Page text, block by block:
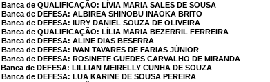
Banca de QUALIFICAÇÃO: LÍVIA MARIA SALES DE SOUSA
Banca de DEFESA: ALBIREA SHINOBU INAOKA BRITO
Banca de DEFESA: IURY DANIEL SOUZA DE OLIVEIRA
Banca de QUALIFICAÇÃO: LÍLIA MARIA BEZERRIL FERREIRA
Banca de DEFESA: ALINE DIAS BESERRA
Banca de DEFESA: IVAN TAVARES DE FARIAS JÚNIOR
Banca de DEFESA: ROSINETE GUEDES CARVALHO DE MIRANDA
Banca de DEFESA: LILLIAN MEIRELLY CUNHA DE SOUZA
Banca de DEFESA: LUA KARINE DE SOUSA PEREIRA